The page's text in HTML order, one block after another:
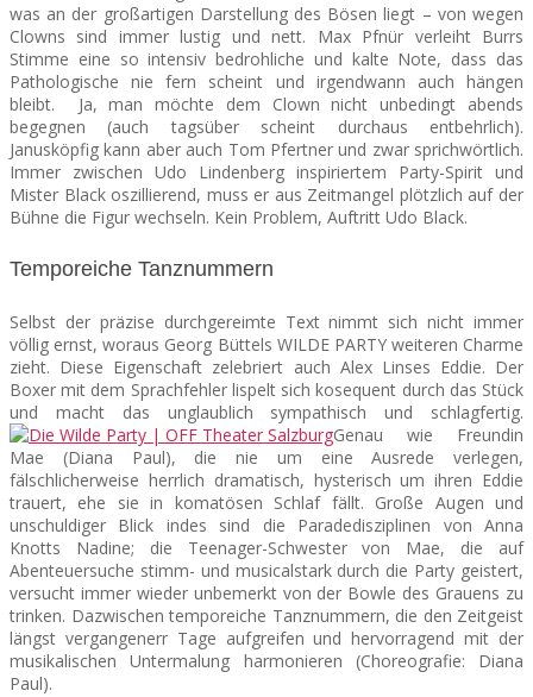
was an der großartigen Darstellung des Bösen liegt – von wegen
Clowns sind immer lustig und nett. Max Pfnür verleiht Burrs
Stimme eine so intensiv bedrohliche und kalte Note, dass das
Pathologische nie fern scheint und irgendwann auch hängen
bleibt. Ja, man möchte dem Clown nicht unbedingt abends
begegnen (auch tagsüber scheint durchaus entbehrlich).
Janusköpfig kann aber auch Tom Pfertner und zwar sprichwörtlich.
Immer zwischen Udo Lindenberg inspiriertem Party-Spirit und
Mister Black oszillierend, muss er aus Zeitmangel plötzlich auf der
Bühne die Figur wechseln. Kein Problem, Auftritt Udo Black.
Temporeiche Tanznummern
Selbst der präzise durchgereimte Text nimmt sich nicht immer
völlig ernst, woraus Georg Büttels WILDE PARTY weiteren Charme
zieht. Diese Eigenschaft zelebriert auch Alex Linses Eddie. Der
Boxer mit dem Sprachfehler lispelt sich kosequent durch das Stück
und macht das unglaublich sympathisch und schlagfertig.
Genau wie Freundin
Mae (Diana Paul), die nie um eine Ausrede verlegen,
fälschlicherweise herrlich dramatisch, hysterisch um ihren Eddie
trauert, ehe sie in komatösen Schlaf fällt. Große Augen und
unschuldiger Blick indes sind die Paradedisziplinen von Anna
Knotts Nadine; die Teenager-Schwester von Mae, die auf
Abenteuersuche stimm- und musicalstark durch die Party geistert,
versucht immer wieder unbemerkt von der Bowle des Grauens zu
trinken. Dazwischen temporeiche Tanznummern, die den Zeitgeist
längst vergangenerr Tage aufgreifen und hervorragend mit der
musikalischen Untermalung harmonieren (Choreografie: Diana
Paul).